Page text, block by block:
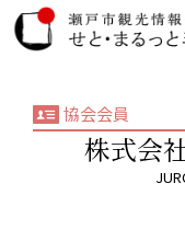
協会会員
株式会